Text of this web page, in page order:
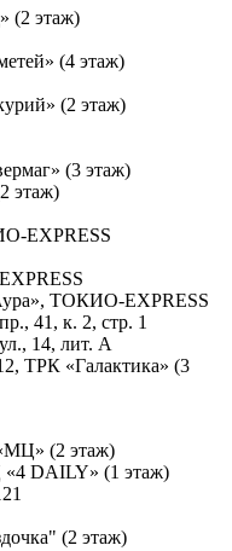
(2 этаж)
(4 этаж)
(2 этаж)
(3 этаж)
этаж)
EXPRESS
ТОКИО-EXPRESS
41, к. 2, стр. 1
14, лит. А
ТРК «Галактика» (3
(2 этаж)
DAILY» (1 этаж)
(2 этаж)